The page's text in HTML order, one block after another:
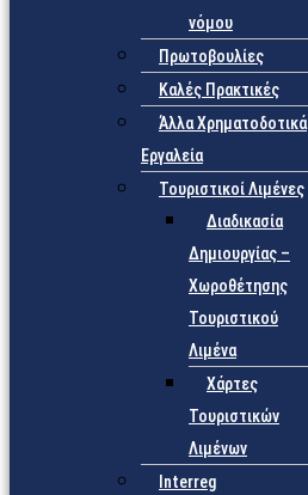
νόμου
Πρωτοβουλίες
Καλές Πρακτικές
Άλλα Χρηματοδοτικά
Εργαλεία
Τουριστικοί Λιμένες
Διαδικασία
Δημιουργίας –
Χωροθέτησης
Τουριστικού
Λιμένα
Χάρτες
Τουριστικών
Λιμένων
Interreg